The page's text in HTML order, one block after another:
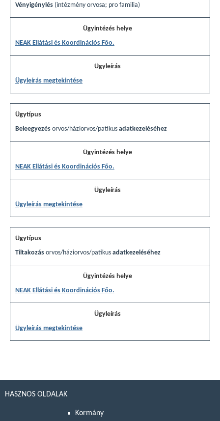
Vényigénylés (intézmény orvosa; pro familia)
NEAK Ellátási és Koordinációs Főo.
Ügyleírás megtekintése
Beleegyezés orvos/háziorvos/patikus adatkezeléséhez
NEAK Ellátási és Koordinációs Főo.
Ügyleírás megtekintése
Tiltakozás orvos/háziorvos/patikus adatkezeléséhez
NEAK Ellátási és Koordinációs Főo.
Ügyleírás megtekintése
HASZNOS OLDALAK
Kormány